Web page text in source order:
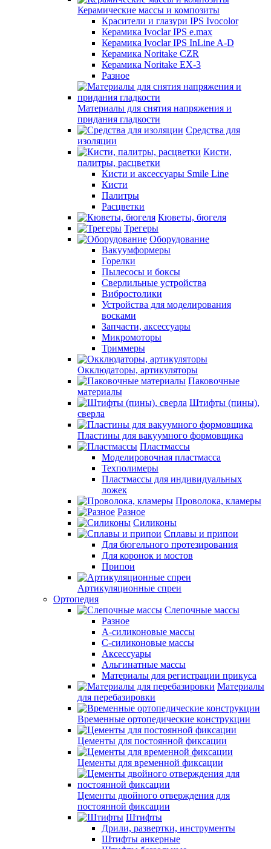
Керамические массы и композиты
Красители и глазури IPS Ivocolor
Керамика Ivoclar IPS e.max
Керамика Ivoclar IPS InLine A-D
Керамика Noritake CZR
Керамика Noritake EX-3
Разное
Материалы для снятия напряжения и
придания гладкости
Средства для
изоляции
Кисти,
палитры, расцветки
Кисти и аксессуары Smile Line
Кисти
Палитры
Расцветки
Кюветы, бюгеля
Трегеры
Оборудование
Вакуумформеры
Горелки
Пылесосы и боксы
Сверлильные устройства
Вибростолики
Устройства для моделирования
восками
Запчасти, аксессуары
Микромоторы
Триммеры
Окклюдаторы, артикуляторы
Паковочные
материалы
Штифты (пины),
сверла
Пластины для вакуумного формовщика
Пластмассы
Моделировочная пластмасса
Техполимеры
Пластмассы для индивидуальных
ложек
Проволока, кламеры
Разное
Силиконы
Сплавы и припои
Для бюгельного протезирования
Для коронок и мостов
Припои
Артикуляционные спреи
Ортопедия
Слепочные массы
Разное
А-силиконовые массы
С-силиконовые массы
Аксессуары
Альгинатные массы
Материалы для регистрации прикуса
Материалы
для перебазировки
Временные ортопедические конструкции
Цементы для постоянной фиксации
Цементы для временной фиксации
Цементы двойного отверждения для
постоянной фиксации
Штифты
Дрили, развертки, инструменты
Штифты анкерные